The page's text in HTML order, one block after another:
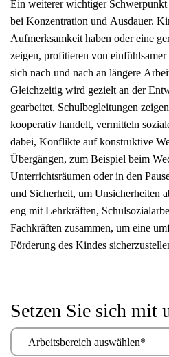
Ein weiterer wichtiger
bei Konzentration und Ausdauer.
Aufmerksamkeit haben oder eine
zeigen, profitieren von
sich nach und nach an längere
Gleichzeitig wird gezielt an der
gearbeitet. Schulbegleitungen
kooperativ handelt, vermitteln
dabei, Konflikte auf konstruktive
Übergängen, zum Beispiel beim
Unterrichtsräumen oder in den
und Sicherheit, um Unsicherheiten
eng mit Lehrkräften,
Fachkräften zusammen, um eine
Förderung des Kindes
Setzen Sie sich mit